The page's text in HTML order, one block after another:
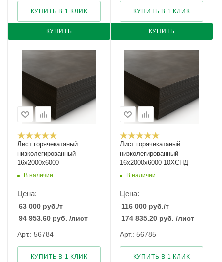
КУПИТЬ
КУПИТЬ В 1 КЛИК
КУПИТЬ
КУПИТЬ В 1 КЛИК
Лист горячекатаный
низколегированный
16х2000х6000
В наличии
Цена:
63 000 руб./т
94 953.60 руб. /лист
Арт.: 56784
КУПИТЬ В 1 КЛИК
Лист горячекатаный
низколегированный
16х2000х6000 10ХСНД
В наличии
Цена:
116 000 руб./т
174 835.20 руб. /лист
Арт.: 56785
КУПИТЬ В 1 КЛИК